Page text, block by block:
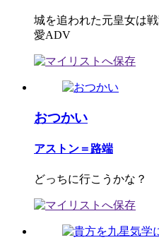
城を追われた元皇女は
愛ADV
おつかい
アストン＝路端
どっちに行こうかな？